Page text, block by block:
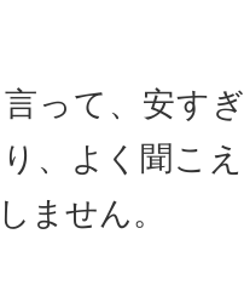
って、安す
、よく聞こ
ません。